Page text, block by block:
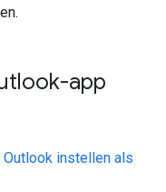
app
instellen als